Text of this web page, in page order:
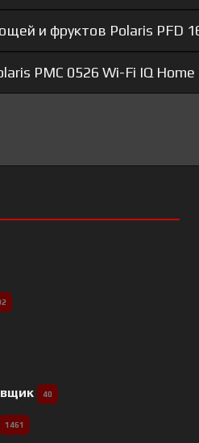
и фруктов Polaris PFD
PMC 0526 Wi-Fi IQ
40
1461